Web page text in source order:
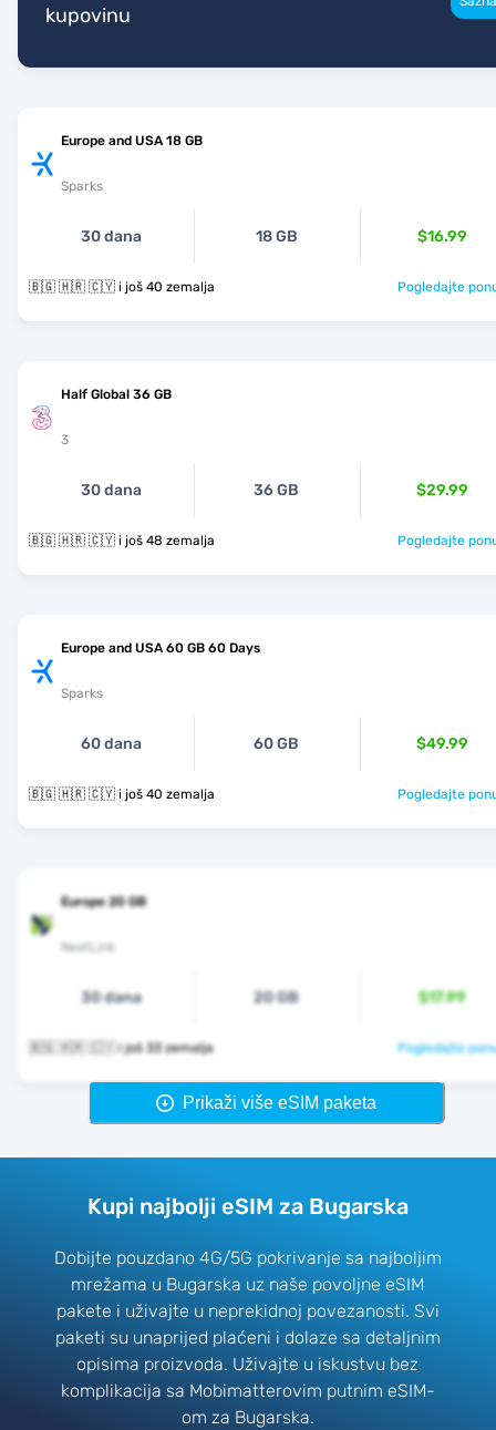
kupovinu
Europe and USA 18 GB
Sparks
30 dana 18 GB $16.99
🇧🇬 🇭🇷 🇨🇾 i još 40 zemalja Pogledajte
Half Global 36 GB
3
30 dana 36 GB $29.99
🇧🇬 🇭🇷 🇨🇾 i još 48 zemalja Pogledajte
Europe and USA 60 GB 60 Days
Sparks
60 dana 60 GB $49.99
🇧🇬 🇭🇷 🇨🇾 i još 40 zemalja Pogledajte
Europe 20 GB
NextLink
30 dana 20 GB $17.99
🇧🇬 🇭🇷 🇨🇾 i još 33 zemalja Pogledajte
Prikaži više eSIM paketa
Kupi najbolji eSIM za Bugarska
Dobijte pouzdano 4G/5G pokrivanje sa najboljim
mrežama u Bugarska uz naše povoljne eSIM
pakete i uživajte u neprekidnoj povezanosti. Svi
paketi su unaprijed plaćeni i dolaze sa detaljnim
opisima proizvoda. Uživajte u iskustvu bez
komplikacija sa Mobimatterovim putnim eSIM-
om za Bugarska.